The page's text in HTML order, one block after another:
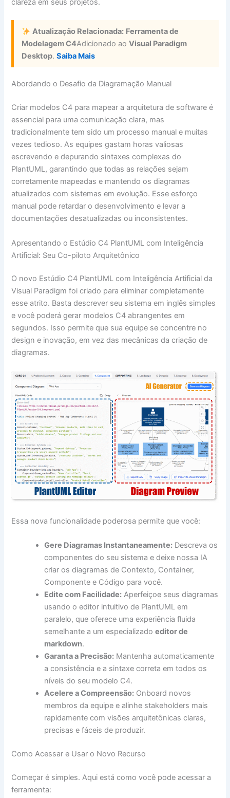
clareza em seus projetos.
Atualização Relacionada: Ferramenta de
Modelagem C4Adicionado aoVisual Paradigm
Desktop.Saiba Mais
Abordando o Desafio da Diagramação Manual
Criar modelos C4 para mapear a arquitetura de software é
essencial para uma comunicação clara, mas
tradicionalmente tem sido um processo manual e muitas
vezes tedioso. As equipes gastam horas valiosas
escrevendo e depurando sintaxes complexas do
PlantUML, garantindo que todas as relações sejam
corretamente mapeadas e mantendo os diagramas
atualizados com sistemas em evolução. Esse esforço
manual pode retardar o desenvolvimento e levar a
documentações desatualizadas ou inconsistentes.
Apresentando o Estúdio C4 PlantUML com Inteligência
Artificial: Seu Co-piloto Arquitetônico
O novo Estúdio C4 PlantUML com Inteligência Artificial da
Visual Paradigm foi criado para eliminar completamente
esse atrito. Basta descrever seu sistema em inglês simples
e você poderá gerar modelos C4 abrangentes em
segundos. Isso permite que sua equipe se concentre no
design e inovação, em vez das mecânicas da criação de
diagramas.
Essa nova funcionalidade poderosa permite que você:
Gere Diagramas Instantaneamente: Descreva os
componentes do seu sistema e deixe nossa IA
criar os diagramas de Contexto, Container,
Componente e Código para você.
Edite com Facilidade: Aperfeiçoe seus diagramas
usando o editor intuitivo de PlantUML em
paralelo, que oferece uma experiência fluida
semelhante a um especializadoeditor de
markdown.
Garanta a Precisão: Mantenha automaticamente
a consistência e a sintaxe correta em todos os
níveis do seu modelo C4.
Acelere a Compreensão: Onboard novos
membros da equipe e alinhe stakeholders mais
rapidamente com visões arquitetônicas claras,
precisas e fáceis de produzir.
Como Acessar e Usar o Novo Recurso
Começar é simples. Aqui está como você pode acessar a
ferramenta: